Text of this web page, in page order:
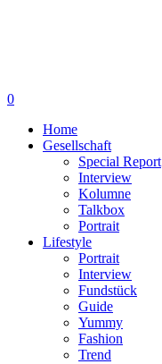
0
Home
Gesellschaft
Special Report
Interview
Kolumne
Talkbox
Portrait
Lifestyle
Portrait
Interview
Fundstück
Guide
Yummy
Fashion
Trend